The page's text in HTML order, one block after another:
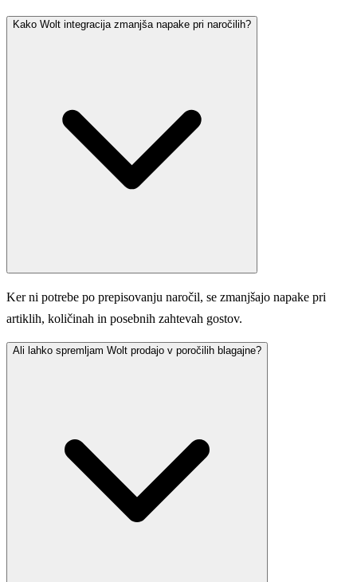
Kako Wolt integracija zmanjša napake pri naročilih?
Ker ni potrebe po prepisovanju naročil, se zmanjšajo napake pri
artiklih, količinah in posebnih zahtevah gostov.
Ali lahko spremljam Wolt prodajo v poročilih blagajne?